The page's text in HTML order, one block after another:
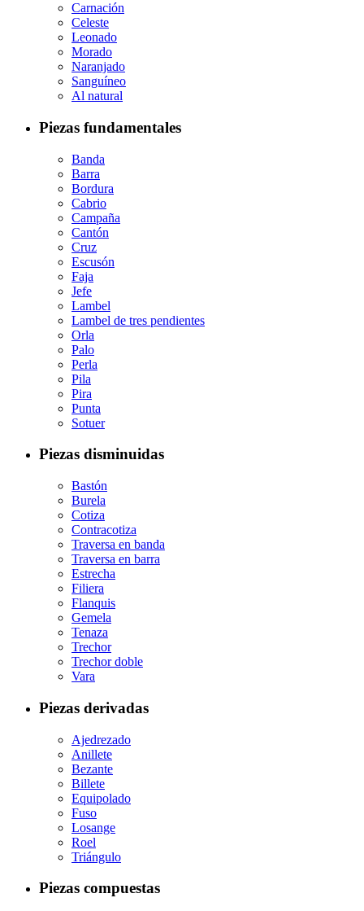
Carnación
Celeste
Leonado
Morado
Naranjado
Sanguíneo
Al natural
Piezas fundamentales
Banda
Barra
Bordura
Cabrio
Campaña
Cantón
Cruz
Escusón
Faja
Jefe
Lambel
Lambel de tres pendientes
Orla
Palo
Perla
Pila
Pira
Punta
Sotuer
Piezas disminuidas
Bastón
Burela
Cotiza
Contracotiza
Traversa en banda
Traversa en barra
Estrecha
Filiera
Flanquis
Gemela
Tenaza
Trechor
Trechor doble
Vara
Piezas derivadas
Ajedrezado
Anillete
Bezante
Billete
Equipolado
Fuso
Losange
Roel
Triángulo
Piezas compuestas